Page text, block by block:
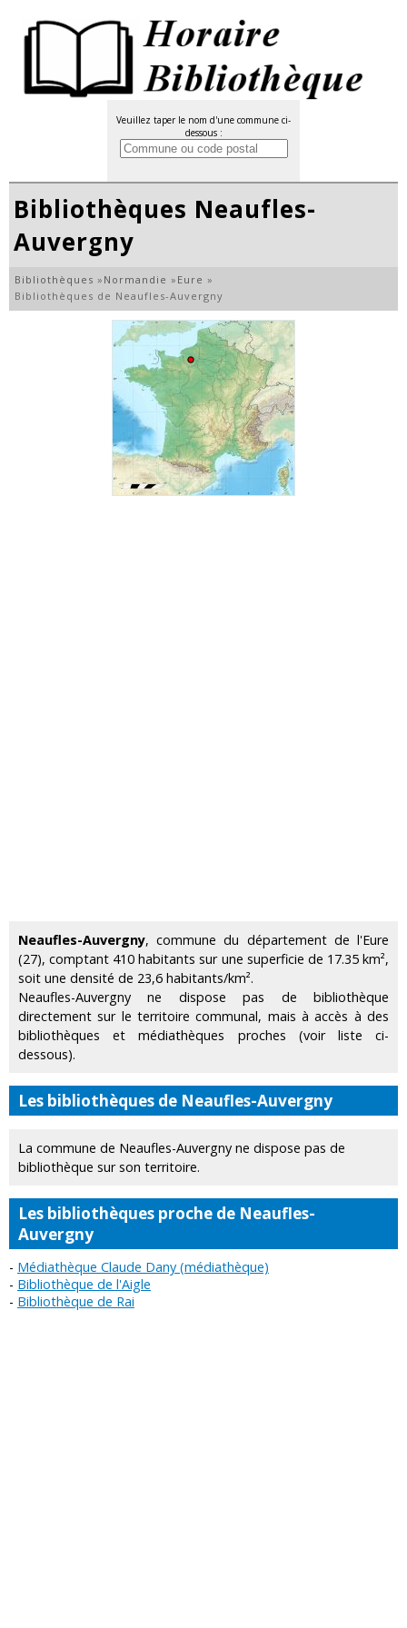
Veuillez taper le nom d'une commune ci-
dessous :
Bibliothèques Neaufles-
Auvergny
Bibliothèques » Normandie » Eure »
Bibliothèques de Neaufles-Auvergny
Neaufles-Auvergny, commune du département de l'Eure
(27), comptant 410 habitants sur une superficie de 17.35 km²,
soit une densité de 23,6 habitants/km².
Neaufles-Auvergny ne dispose pas de bibliothèque
directement sur le territoire communal, mais à accès à des
bibliothèques et médiathèques proches (voir liste ci-
dessous).
Les bibliothèques de Neaufles-Auvergny
La commune de Neaufles-Auvergny ne dispose pas de
bibliothèque sur son territoire.
Les bibliothèques proche de Neaufles-
Auvergny
Médiathèque Claude Dany (médiathèque)
Bibliothèque de l'Aigle
Bibliothèque de Rai